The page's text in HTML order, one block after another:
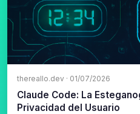
thereallo.dev · 01/07/2026
Claude Code: La
Privacidad del Usuario